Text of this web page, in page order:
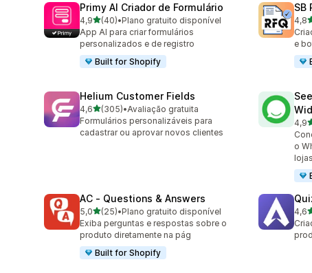
Primy AI Criador de Formulário
4,9de 5 estrelas
(40)
40 avaliações ao todo
•Plano gratuito disponível
App AI para criar formulários
personalizados e de registro
Built for Shopify
SB
4,8
185
e
Helium Customer Fields
4,6de 5 estrelas
(305)
305 avaliações ao todo
•Avaliação gratuita
Formulários personalizáveis para
cadastrar ou aprovar novos clientes
4,9
119
o
lojas
AC ‑ Questions & Answers
5,0de 5 estrelas
(25)
25 avaliações ao todo
•Plano gratuito disponível
Exiba perguntas e respostas sobre o
produto diretamente na pág
Built for Shopify
4,6
82